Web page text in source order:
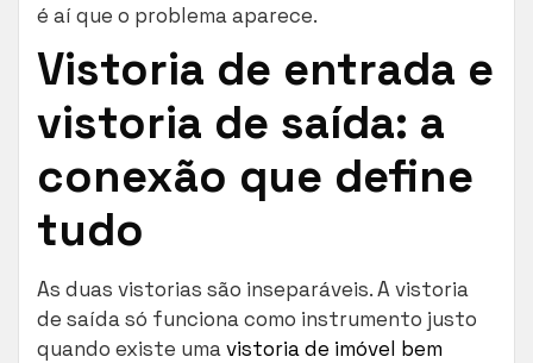
é aí que o problema aparece.
Vistoria de entrada e
vistoria de saída: a
conexão que define
tudo
As duas vistorias são inseparáveis. A vistoria
de saída só funciona como instrumento justo
quando existe umavistoria de imóvel bem